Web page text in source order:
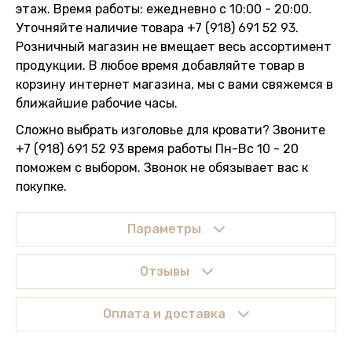
этаж. Время работы: ежедневно с 10:00 - 20:00.
Уточняйте наличие товара +7 (918) 691 52 93.
Розничный магазин не вмещает весь ассортимент
продукции. В любое время добавляйте товар в
корзину интернет магазина, мы с вами свяжемся в
ближайшие рабочие часы.
Сложно выбрать изголовье для кровати? Звоните
+7 (918) 691 52 93 время работы Пн-Вс 10 - 20
поможем с выбором. Звонок не обязывает вас к
покупке.
Параметры
Отзывы
Оплата и доставка